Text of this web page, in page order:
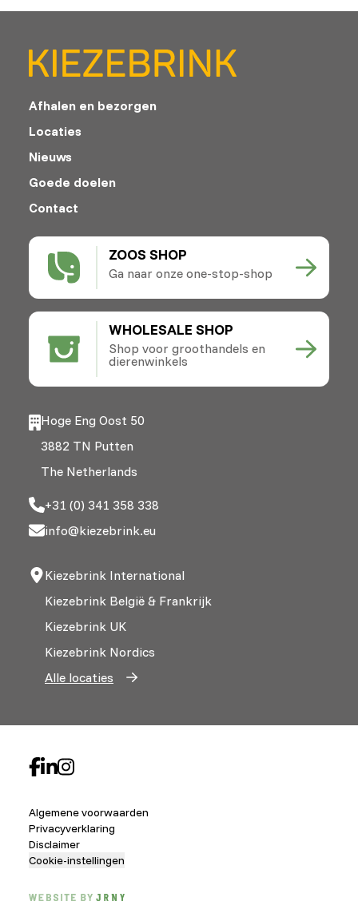
ZOOS SHOP
Ga naar onze one-stop-shop
WHOLESALE SHOP
Shop voor groothandels en
dierenwinkels
Afhalen en bezorgen
Locaties
Nieuws
Goede doelen
Contact
Hoge Eng Oost 50
3882 TN Putten
The Netherlands
+31 (0) 341 358 338
info@kiezebrink.eu
Kiezebrink International
Kiezebrink België & Frankrijk
Kiezebrink UK
Kiezebrink Nordics
Alle locaties
Algemene voorwaarden
Privacyverklaring
Disclaimer
Cookie-instellingen